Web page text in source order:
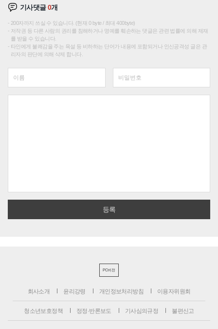
기사댓글0개
200자까지 쓰실 수 있습니다. (현재 0 byte / 최대 400byte)
저작권 등 다른 사람의 권리를 침해하거나 명예를 훼손하는 댓글은 관련 법률에 의해 제재
를 받을 수 있습니다.
타인에게 불쾌감을 주는 욕설 등 비하하는 단어가 내용에 포함되거나 인신공격성 글은 관
리자의 판단에 의해 삭제 합니다.
PC버전
회사소개 윤리강령 개인정보처리방침 이용자위원회
청소년보호정책 정정·반론보도 기사심의규정 불편신고